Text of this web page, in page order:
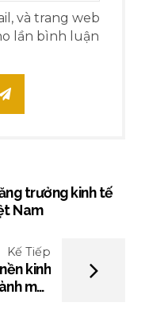
và trang web
lần bình luận
trưởng kinh tế
Nam
Kế Tiếp
kinh
một